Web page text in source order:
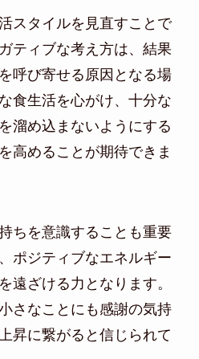
スタイルを見直すことで
ティブな考え方は、結果
呼び寄せる原因となる場
食生活を心がけ、十分な
溜め込まないようにする
高めることが期待できま
ちを意識することも重要
ポジティブなエネルギー
遠ざける力となります。
さなことにも感謝の気持
昇に繋がると信じられて